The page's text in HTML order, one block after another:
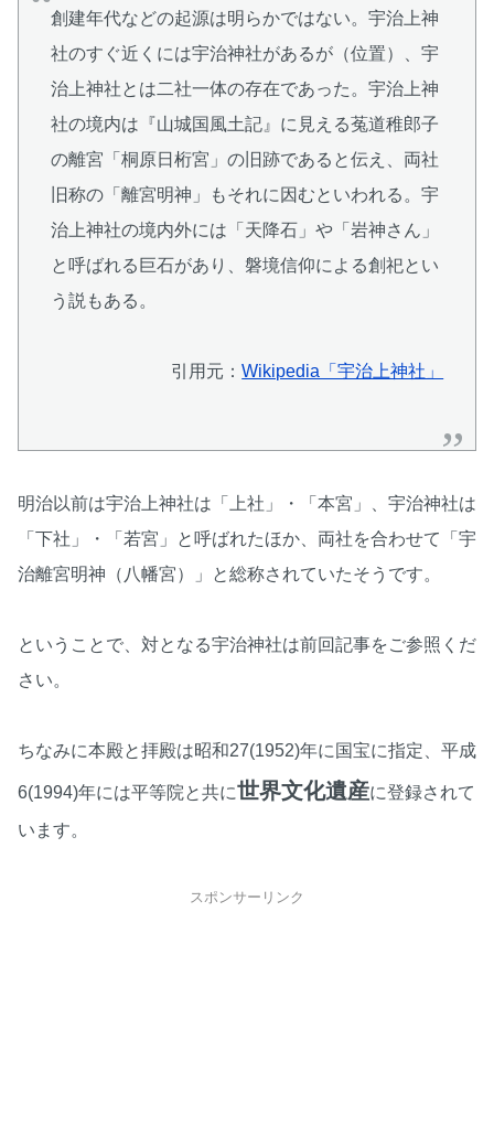
創建年代などの起源は明らかではない。宇治上神
社のすぐ近くには宇治神社があるが（位置）、宇
治上神社とは二社一体の存在であった。宇治上神
社の境内は『山城国風土記』に見える菟道稚郎子
の離宮「桐原日桁宮」の旧跡であると伝え、両社
旧称の「離宮明神」もそれに因むといわれる。宇
治上神社の境内外には「天降石」や「岩神さん」
と呼ばれる巨石があり、磐境信仰による創祀とい
う説もある。
引用元：Wikipedia「宇治上神社」
明治以前は宇治上神社は「上社」・「本宮」、宇治神社は
「下社」・「若宮」と呼ばれたほか、両社を合わせて「宇
治離宮明神（八幡宮）」と総称されていたそうです。
ということで、対となる宇治神社は前回記事をご参照くだ
さい。
ちなみに本殿と拝殿は昭和27(1952)年に国宝に指定、平成
6(1994)年には平等院と共に世界文化遺産に登録されて
います。
スポンサーリンク